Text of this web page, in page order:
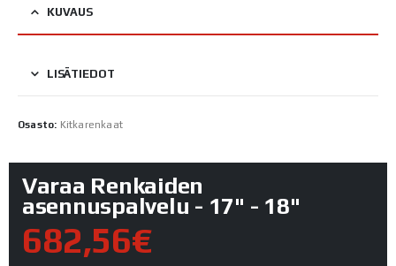
KUVAUS
LISÄTIEDOT
Osasto: Kitkarenkaat
Varaa Renkaiden
asennuspalvelu - 17" - 18"
682,56€